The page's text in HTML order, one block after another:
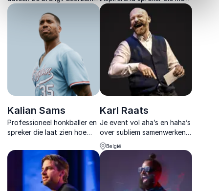
verandering op gang met
lezingen over verbindende
communicatie, intrinsieke
motivatie en leiderschap.
humor en inzicht spreekt
over leiderschap, inclusie en
persoonlijke groei.
Kalian Sams
Professioneel honkballer en
spreker die laat zien hoe
seconde worden genomen
en waarom teams vaak
vastlopen.
Karl Raats
Je event vol aha’s en haha’s
over subliem samenwerken?
Inspiratie-strateeg Karl
Raats maakt van collega’s
elkaars grootste
inspiratiebron.
België